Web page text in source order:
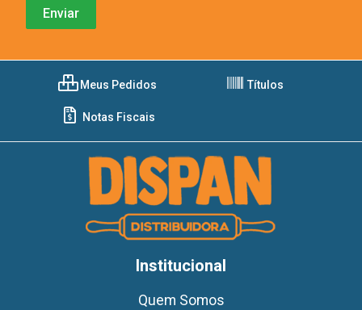
Meus Pedidos Títulos
Notas Fiscais
Institucional
Quem Somos